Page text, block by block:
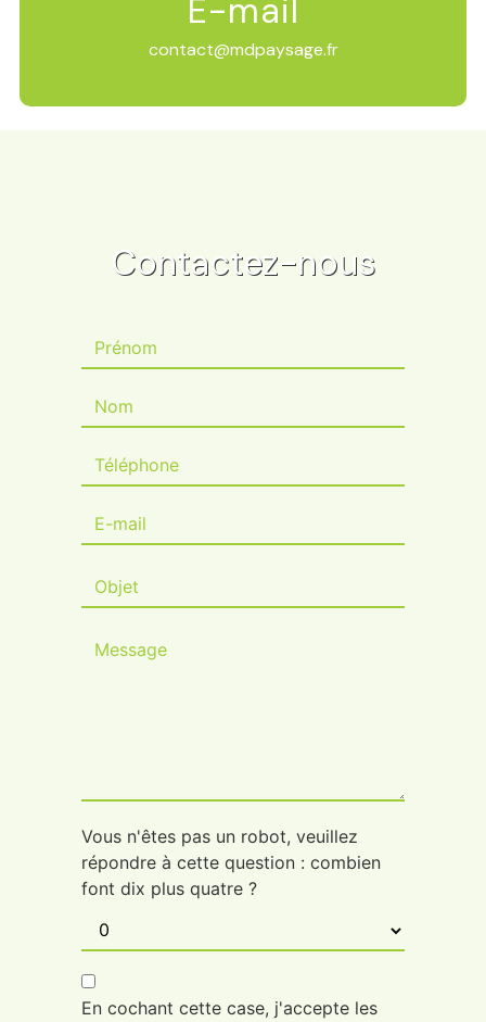
E-mail
contact@mdpaysage.fr
Contactez-nous
Vous n'êtes pas un robot, veuillez
répondre à cette question : combien
font dix plus quatre ?
En cochant cette case, j'accepte les